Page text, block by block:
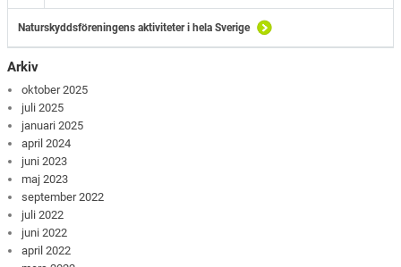
Naturskyddsföreningens aktiviteter i hela Sverige
Arkiv
oktober 2025
juli 2025
januari 2025
april 2024
juni 2023
maj 2023
september 2022
juli 2022
juni 2022
april 2022